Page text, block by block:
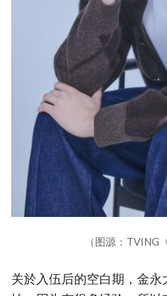
（图源：TVING
关於入伍后的空白期，金